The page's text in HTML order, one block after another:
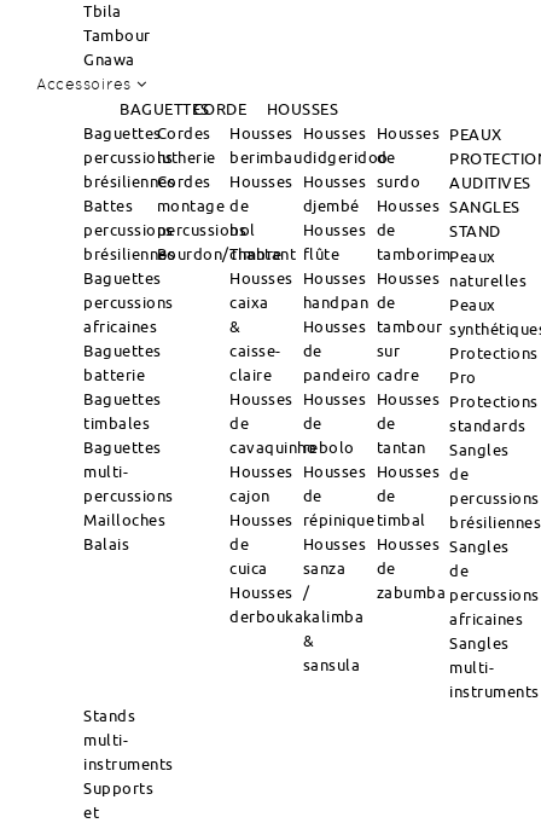
Tbila
Tambour
Gnawa
Accessoires
BAGUETTESCORDE
HOUSSES
Baguettes
percussions
brésiliennes
Battes
percussions
brésiliennes
Baguettes
percussions
africaines
Baguettes
batterie
Baguettes
timbales
Baguettes
multi-
percussions
Mailloches
Balais
Cordes
lutherie
Cordes
montage
percussions
Bourdon/Timbre
Housses
berimbau
Housses
de
bol
chantant
Housses
caixa
&
caisse-
claire
Housses
de
cavaquinho
Housses
cajon
Housses
de
cuica
Housses
derbouka
Housses
didgeridoo
Housses
djembé
Housses
flûte
Housses
handpan
Housses
de
pandeiro
Housses
de
rebolo
Housses
de
répinique
Housses
sanza
/
kalimba
&
sansula
Housses
de
surdo
Housses
de
tamborim
Housses
de
tambour
sur
cadre
Housses
de
tantan
Housses
de
timbal
Housses
de
zabumba
PEAUX
AUDITIVES
SANGLES
STAND
Peaux
naturelles
Peaux
Protections
Pro
Protections
standards
Sangles
de
percussions
brésiliennes
Sangles
de
percussions
africaines
Sangles
multi-
instruments
Stands
multi-
instruments
Supports
et